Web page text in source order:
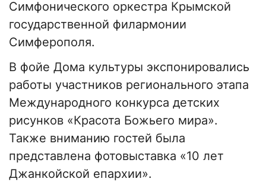
Симфонического оркестра Крымской
государственной филармонии
Симферополя.
В фойе Дома культуры экспонировались
работы участников регионального этапа
Международного конкурса детских
рисунков «Красота Божьего мира».
Также вниманию гостей была
представлена фотовыставка «10 лет
Джанкойской епархии».